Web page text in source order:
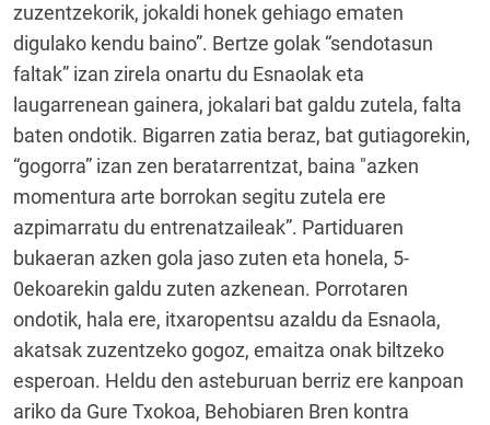
zuzentzekorik, jokaldi honek gehiago ematen
digulako kendu baino”. Bertze golak “sendotasun
faltak” izan zirela onartu du Esnaolak eta
laugarrenean gainera, jokalari bat galdu zutela, falta
baten ondotik. Bigarren zatia beraz, bat gutiagorekin,
“gogorra” izan zen beratarrentzat, baina "azken
momentura arte borrokan segitu zutela ere
azpimarratu du entrenatzaileak”. Partiduaren
bukaeran azken gola jaso zuten eta honela, 5-
0ekoarekin galdu zuten azkenean. Porrotaren
ondotik, hala ere, itxaropentsu azaldu da Esnaola,
akatsak zuzentzeko gogoz, emaitza onak biltzeko
esperoan. Heldu den asteburuan berriz ere kanpoan
ariko da Gure Txokoa, Behobiaren Bren kontra